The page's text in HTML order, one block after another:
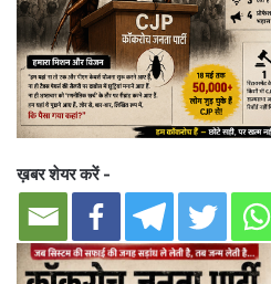
ख़बर शेयर करें -